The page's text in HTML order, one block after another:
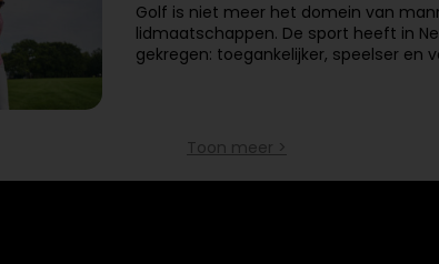
Golf is niet meer het domein van
lidmaatschappen. De sport heeft in
gekregen: toegankelijker, speelser en
Toon meer >